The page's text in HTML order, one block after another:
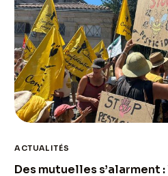
ACTUALITÉS
Des mutuelles s’alarment